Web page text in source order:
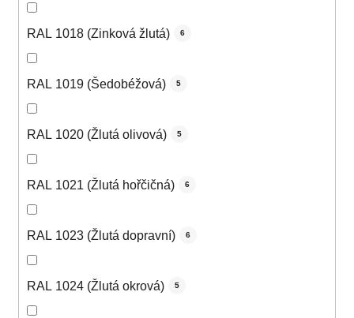
RAL 1018 (Zinková žlutá) 6
RAL 1019 (Šedobéžová) 5
RAL 1020 (Žlutá olivová) 5
RAL 1021 (Žlutá hořčičná) 6
RAL 1023 (Žlutá dopravní) 6
RAL 1024 (Žlutá okrová) 5